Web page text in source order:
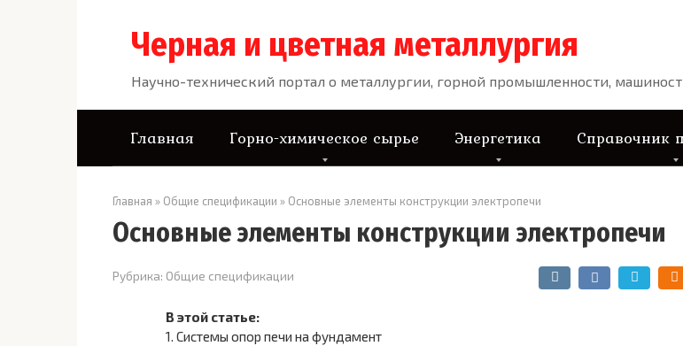
Черная и цветная металлургия
Научно-технический портал о металлургии, горной промышленности,
Главная Горно-химическое сырье Энергетика Справочник
Главная » Общие спецификации » Основные элементы конструкции электропечи
Основные элементы конструкции электропечи
Рубрика: Общие спецификации
В этой статье:
1. Системы опор печи на фундамент